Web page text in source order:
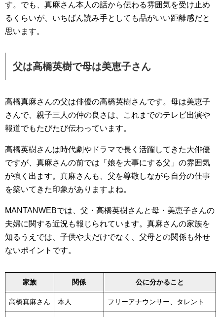
す。でも、真麻さん本人の話から伝わる雰囲気を受け止め
るくらいが、いちばん読み手としても品がいい距離感だと
思います。
父は高橋英樹で母は美恵子さん
高橋真麻さんの父は俳優の高橋英樹さんです。母は美恵子
さんで、親子三人の仲の良さは、これまでのテレビ出演や
報道でもたびたび伝わっています。
高橋英樹さんは時代劇やドラマで長く活躍してきた大俳優
ですが、真麻さんの前では「娘を大事にする父」の雰囲気
が強く出ます。真麻さんも、父を尊敬しながら自分の仕事
を築いてきた印象がありますよね。
MANTANWEBでは、父・高橋英樹さんと母・美恵子さんの
夫婦に関する近況も報じられています。真麻さんの家族を
知るうえでは、子供や夫だけでなく、父母との関係も外せ
ないポイントです。
家族 関係 公に分かること
高橋真麻さん 本人 フリーアナウンサー、タレント